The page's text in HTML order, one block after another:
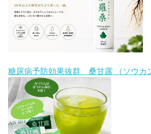
糖尿病予防効果抜群 桑甘露 （ソウカ